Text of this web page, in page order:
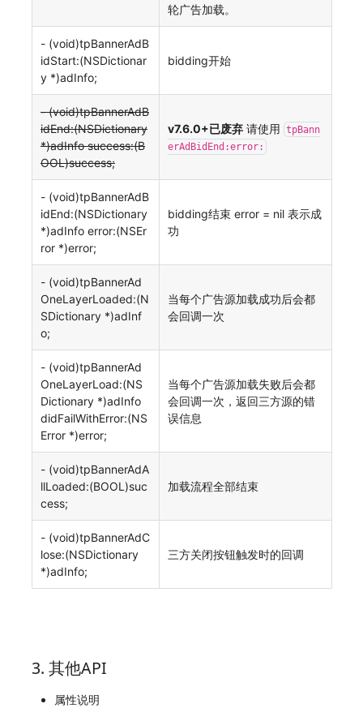
轮广告加载。
- (void)tpBannerAdB
idStart:(NSDictionar
y *)adInfo;
bidding开始
- (void)tpBannerAdB
idEnd:(NSDictionary
*)adInfo success:(B
OOL)success;
v7.6.0+已废弃 请使用 tpBann
erAdBidEnd:error:
- (void)tpBannerAdB
idEnd:(NSDictionary
*)adInfo error:(NSEr
ror *)error;
bidding结束 error = nil 表示成
功
- (void)tpBannerAd
OneLayerLoaded:(N
SDictionary *)adInf
o;
当每个广告源加载成功后会都
会回调一次
- (void)tpBannerAd
OneLayerLoad:(NS
Dictionary *)adInfo
didFailWithError:(NS
Error *)error;
当每个广告源加载失败后会都
会回调一次，返回三方源的错
误信息
- (void)tpBannerAdA
llLoaded:(BOOL)suc
cess;
加载流程全部结束
- (void)tpBannerAdC
lose:(NSDictionary
*)adInfo;
三方关闭按钮触发时的回调
3. 其他API
属性说明